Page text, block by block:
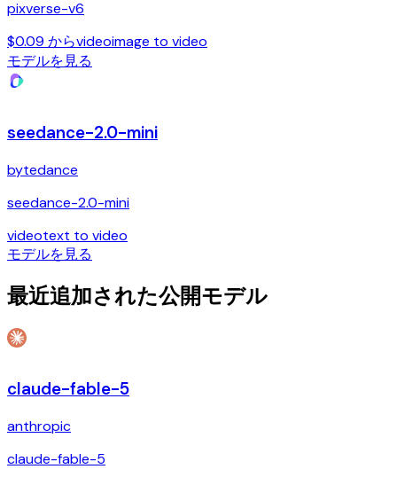
pixverse-v6
$0.09 からvideoimage to video
モデルを見る
seedance-2.0-mini
bytedance
seedance-2.0-mini
videotext to video
モデルを見る
最近追加された公開モデル
claude-fable-5
anthropic
claude-fable-5